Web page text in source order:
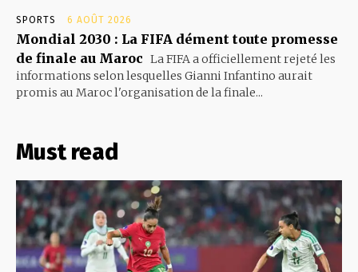
SPORTS 6 AOÛT 2026
Mondial 2030 : La FIFA dément toute promesse
de finale au Maroc La FIFA a officiellement rejeté les
informations selon lesquelles Gianni Infantino aurait
promis au Maroc l'organisation de la finale...
Must read